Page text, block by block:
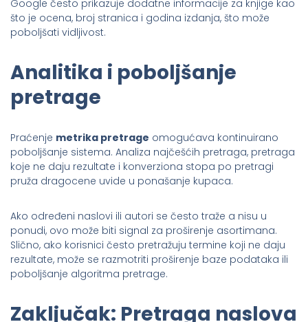
Google često prikazuje dodatne informacije za knjige kao
što je ocena, broj stranica i godina izdanja, što može
poboljšati vidljivost.
Analitika i poboljšanje
pretrage
Praćenje metrika pretrage omogućava kontinuirano
poboljšanje sistema. Analiza najčešćih pretraga, pretraga
koje ne daju rezultate i konverziona stopa po pretragi
pruža dragocene uvide u ponašanje kupaca.
Ako određeni naslovi ili autori se često traže a nisu u
ponudi, ovo može biti signal za proširenje asortimana.
Slično, ako korisnici često pretražuju termine koji ne daju
rezultate, može se razmotriti proširenje baze podataka ili
poboljšanje algoritma pretrage.
Zaključak: Pretraga naslova